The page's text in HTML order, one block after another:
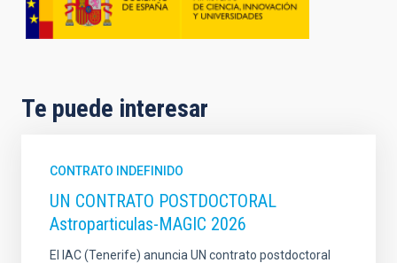
Te puede interesar
CONTRATO INDEFINIDO
UN CONTRATO POSTDOCTORAL
Astroparticulas-MAGIC 2026
El IAC (Tenerife) anuncia UN contrato postdoctoral